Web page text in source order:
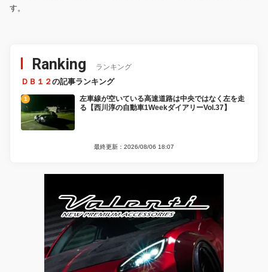
す。
Ranking ランキング
ＤＢ１２の記事ランキング
左車線が空いている高速道路は中央ではなく左を走
る【西川淳の自動車1WeekダイアリーVol.37】
最終更新：2026/08/06 18:07